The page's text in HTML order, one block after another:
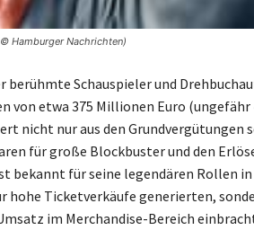
Hamburger Nachrichten)
berühmte Schauspieler und
von etwa 375 Millionen Euro
nicht nur aus den Grundvergütungen
für große Blockbuster und den
bekannt für seine legendären Rollen in
hohe Ticketverkäufe generierten,
im Merchandise-Bereich